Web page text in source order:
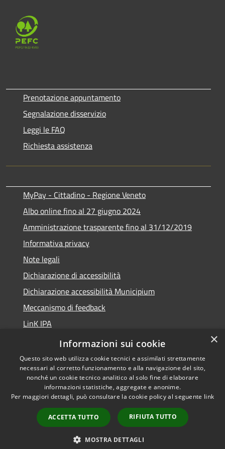
Prenotazione appuntamento
Segnalazione disservizio
Leggi le FAQ
Richiesta assistenza
MyPay - Cittadino - Regione Veneto
Albo online fino al 27 giugno 2024
Amministrazione trasparente fino al 31/12/2019
Informativa privacy
Note legali
Dichiarazione di accessibilità
Dichiarazione accessibilità Municipium
Meccanismo di feedback
LinK IPA
Social media policy
Accessibilità
Copyright © 2026 • Comune di
Calalzo di Cadore • Powered by
Municipium•
Accesso
redazione
×
Informazioni sui cookie
Questo sito web utilizza cookie tecnici e assimilati strettamente
necessari al corretto funzionamento e alla navigazione del sito,
nonché un cookie tecnico analitico al solo fine di elaborare
informazioni statistiche, aggregate e anonime.
Per maggiori dettagli, può consultare la cookie policy al seguente link
ACCETTA TUTTO RIFIUTA TUTTO
MOSTRA DETTAGLI